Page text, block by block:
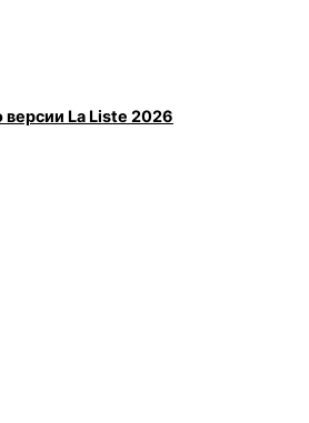
La Liste 2026